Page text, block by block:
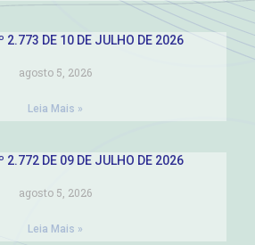
2.773 DE 10 DE JULHO DE 2026
agosto 5, 2026
Leia Mais »
2.772 DE 09 DE JULHO DE 2026
agosto 5, 2026
Leia Mais »